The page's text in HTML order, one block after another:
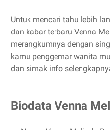
Untuk mencari tahu lebih
dan kabar terbaru Venna
merangkumnya dengan
kamu penggemar wanita
dan simak info
Biodata Venna